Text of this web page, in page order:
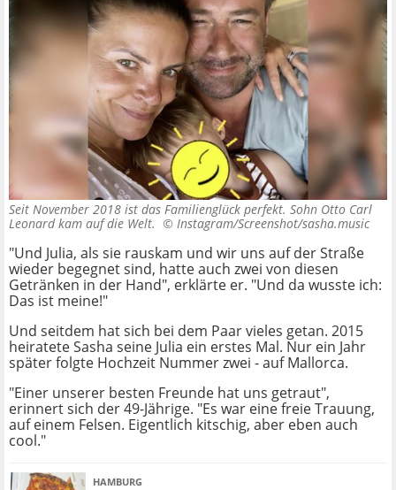
Seit November 2018 ist das Familienglück perfekt. Sohn Otto Carl
Leonard kam auf die Welt. © Instagram/Screenshot/sasha.music
"Und Julia, als sie rauskam und wir uns auf der Straße
wieder begegnet sind, hatte auch zwei von diesen
Getränken in der Hand", erklärte er. "Und da wusste ich:
Das ist meine!"
Und seitdem hat sich bei dem Paar vieles getan. 2015
heiratete Sasha seine Julia ein erstes Mal. Nur ein Jahr
später folgte Hochzeit Nummer zwei - auf Mallorca.
"Einer unserer besten Freunde hat uns getraut",
erinnert sich der 49-Jährige. "Es war eine freie Trauung,
auf einem Felsen. Eigentlich kitschig, aber eben auch
cool."
HAMBURG